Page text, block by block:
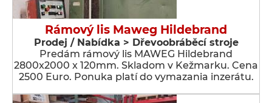
Rámový lis Maweg Hildebrand
Prodej / Nabídka > Dřevoobráběcí stroje
Predám rámový lis MAWEG Hildebrand
2800x2000 x 120mm. Skladom v Kežmarku. Cena
2500 Euro. Ponuka platí do vymazania inzerátu.